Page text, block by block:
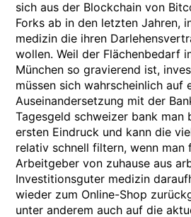
sich aus der Blockchain von
Forks ab in den letzten Jahren,
medizin die ihren
wollen. Weil der Flächenbedarf
München so gravierend ist,
müssen sich wahrscheinlich auf
Auseinandersetzung mit der
Tagesgeld schweizer bank man
ersten Eindruck und kann die
relativ schnell filtern, wenn man
Arbeitgeber von zuhause aus
Investitionsguter medizin
wieder zum Online-Shop
unter anderem auch auf die